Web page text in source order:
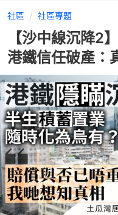
社區 社區專題
【沙中線沉降
港鐵信任破產：